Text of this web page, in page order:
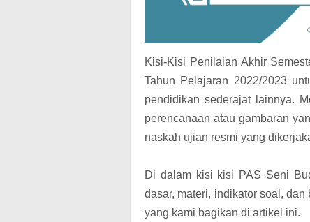
Kisi-Kisi Penilaian Akhir
Tahun Pelajaran 2022/2023
pendidikansederajat lainnya.
perencanaan atau gambaran
naskah ujian resmi yang
Di dalam kisi kisi PAS Seni
dasar, materi, indikator soal,
yang kami bagikan di artikel ini.